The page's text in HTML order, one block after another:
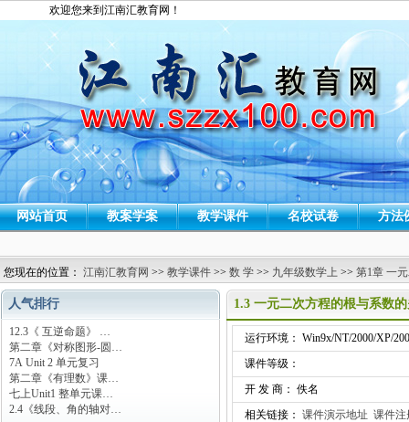
欢迎您来到江南汇教育网！
网站首页 教案学案 教学课件 名校试卷 方法
您现在的位置： 江南汇教育网 >> 教学课件 >> 数 学 >> 九年级数学上 >> 第1章 一
人气排行
12.3《 互逆命题》 …
第二章《对称图形-圆…
7A Unit 2 单元复习
第二章《有理数》课…
七上Unit1 整单元课…
2.4《线段、角的轴对…
1.3 一元二次方程的根与系数
运行环境： Win9x/NT/2000/XP/
课件等级：
开 发 商： 佚名
相关链接： 课件演示地址 课件注